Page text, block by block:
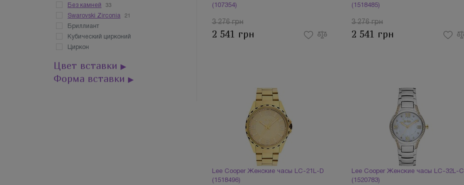
Без камней 33
Swarovski Zirconia 21
Бриллиант
Кубический цирконий
Циркон
Цвет вставки ▶
Форма вставки ▶
(107354)
3 276 грн
2 541 грн
(1518485)
3 276 грн
2 541 грн
Lee Cooper Женские часы LC-21L-D
(1518496)
Lee Cooper Женские часы LC-32L-C
(1520783)